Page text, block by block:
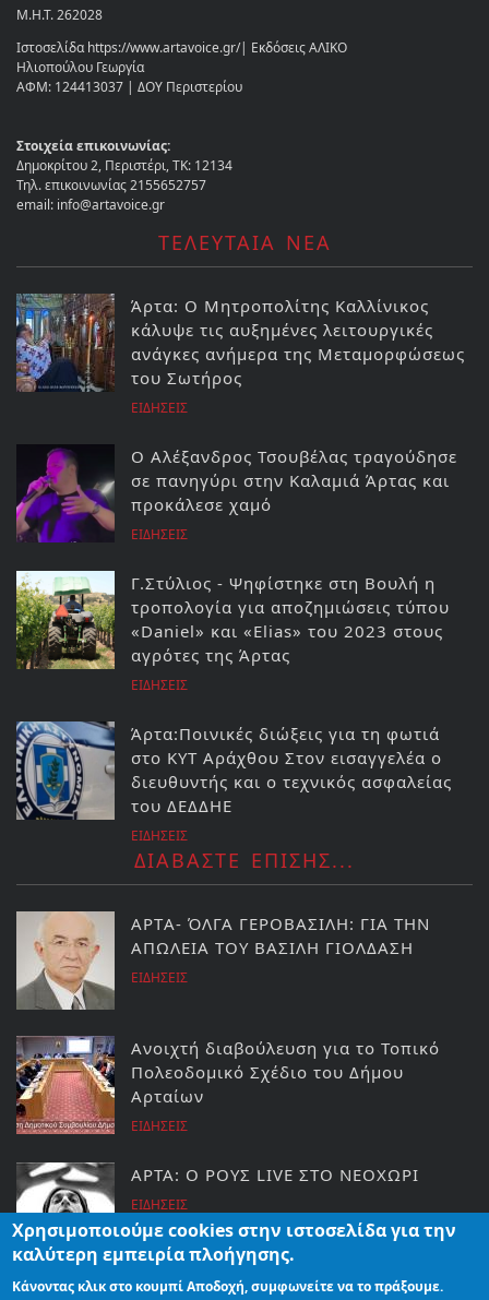
Μ.Η.Τ. 262028
Ιστοσελίδα https://www.artavoice.gr/| Εκδόσεις ΑΛΙΚΟ
Ηλιοπούλου Γεωργία
ΑΦΜ: 124413037 | ΔΟΥ Περιστερίου
Στοιχεία επικοινωνίας:
Δημοκρίτου 2, Περιστέρι, ΤΚ: 12134
Τηλ. επικοινωνίας 2155652757
email: info@artavoice.gr
ΤΕΛΕΥΤΑΙΑ ΝΕΑ
Άρτα: Ο Μητροπολίτης Καλλίνικος
κάλυψε τις αυξημένες λειτουργικές
ανάγκες ανήμερα της Μεταμορφώσεως
του Σωτήρος
ΕΙΔΗΣΕΙΣ
Ο Αλέξανδρος Τσουβέλας τραγούδησε
σε πανηγύρι στην Καλαμιά Άρτας και
προκάλεσε χαμό
ΕΙΔΗΣΕΙΣ
Γ.Στύλιος - Ψηφίστηκε στη Βουλή η
τροπολογία για αποζημιώσεις τύπου
«Daniel» και «Elias» του 2023 στους
αγρότες της Άρτας
ΕΙΔΗΣΕΙΣ
Άρτα:Ποινικές διώξεις για τη φωτιά
στο ΚΥΤ Αράχθου Στον εισαγγελέα ο
διευθυντής και ο τεχνικός ασφαλείας
του ΔΕΔΔΗΕ
ΕΙΔΗΣΕΙΣ
ΔΙΑΒΑΣΤΕ ΕΠΙΣΗΣ...
ΑΡΤA- ΌΛΓΑ ΓΕΡΟΒΑΣΙΛΗ: ΓΙΑ ΤΗΝ
ΑΠΩΛΕΙΑ ΤΟΥ ΒΑΣΙΛΗ ΓΙΟΛΔΑΣΗ
ΕΙΔΗΣΕΙΣ
Ανοιχτή διαβούλευση για το Τοπικό
Πολεοδομικό Σχέδιο του Δήμου
Αρταίων
ΕΙΔΗΣΕΙΣ
ΑΡΤΑ: Ο ΡΟΥΣ LIVE ΣΤΟ ΝΕΟΧΩΡΙ
ΕΙΔΗΣΕΙΣ
Χρησιμοποιούμε cookies στην ιστοσελίδα για την
καλύτερη εμπειρία πλοήγησης.
Κάνοντας κλικ στο κουμπί Αποδοχή, συμφωνείτε να το πράξουμε.